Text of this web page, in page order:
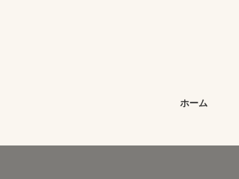
ホーム